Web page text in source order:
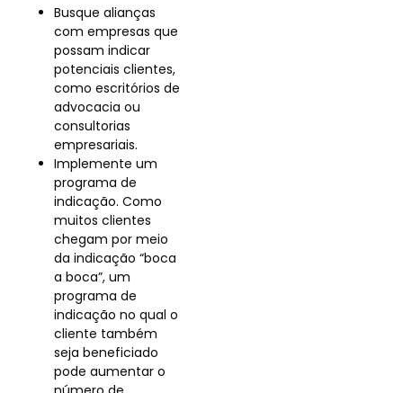
Busque alianças
com empresas que
possam indicar
potenciais clientes,
como escritórios de
advocacia ou
consultorias
empresariais.
Implemente um
programa de
indicação. Como
muitos clientes
chegam por meio
da indicação “boca
a boca”, um
programa de
indicação no qual o
cliente também
seja beneficiado
pode aumentar o